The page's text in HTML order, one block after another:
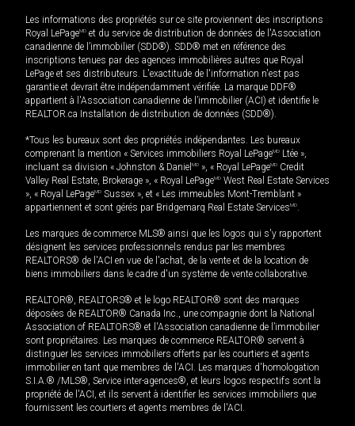
Les informations des propriétés sur ce site proviennent des inscriptions
Royal LePageMD et du service de distribution de données de l'Association
canadienne de l’immobilier (SDD®). SDD® met en référence des
inscriptions tenues par des agences immobilières autres que Royal
LePage et ses distributeurs. L'exactitude de l'information n'est pas
garantie et devrait être indépendamment vérifiée. La marque DDF®
appartient à l'Association canadienne de l’immobilier (ACI) et identifie le
REALTOR.ca Installation de distribution de données (SDD®).
*Tous les bureaux sont des propriétés indépendantes. Les bureaux
comprenant la mention « Services immobiliers Royal LePageMD Ltée »,
incluant sa division « Johnston & Daniel MD », « Royal LePageMD Credit
Valley Real Estate, Brokerage », « Royal LePageMD West Real Estate Services
», « Royal LePageMD Sussex », et « Les immeubles Mont-Tremblant »
appartiennent et sont gérés par Bridgemarq Real Estate ServicesMD.
Les marques de commerce MLS® ainsi que les logos qui s'y rapportent
désignent les services professionnels rendus par les membres
REALTORS® de l'ACI en vue de l'achat, de la vente et de la location de
biens immobiliers dans le cadre d'un système de vente collaborative.
REALTOR®, REALTORS® et le logo REALTOR® sont des marques
déposées de REALTOR® Canada Inc., une compagnie dont la National
Association of REALTORS® et l'Association canadienne de l’immobilier
sont propriétaires. Les marques de commerce REALTOR® servent à
distinguer les services immobiliers offerts par les courtiers et agents
immobilier en tant que membres de l'ACI. Les marques d'homologation
S.I.A.® /MLS®, Service inter-agences®, et leurs logos respectifs sont la
propriété de l'ACI, et ils servent à identifier les services immobiliers que
fournissent les courtiers et agents membres de l'ACI.